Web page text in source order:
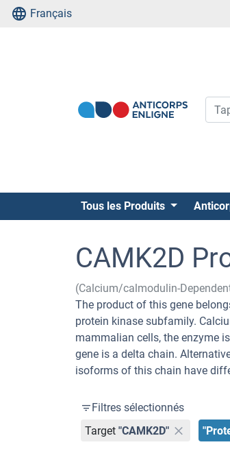
Français
Tous les Produits
CAMK2D
(Calcium/calmodulin-
The product of this gene
protein kinase subfamily.
mammalian cells, the enzyme
gene is a delta chain.
isoforms of this chain have
Filtres sélectionnés
Target "CAMK2D"